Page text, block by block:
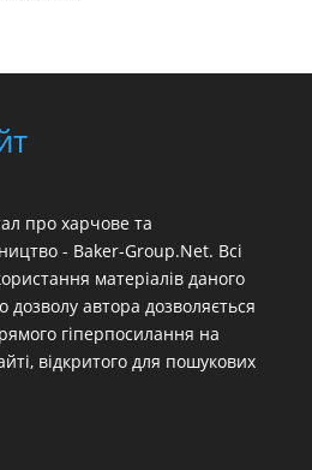
про харчове та
- Baker-Group.Net. Всі
матеріалів даного
дозволу автора дозволяється
гіперпосилання на
відкритого для пошукових